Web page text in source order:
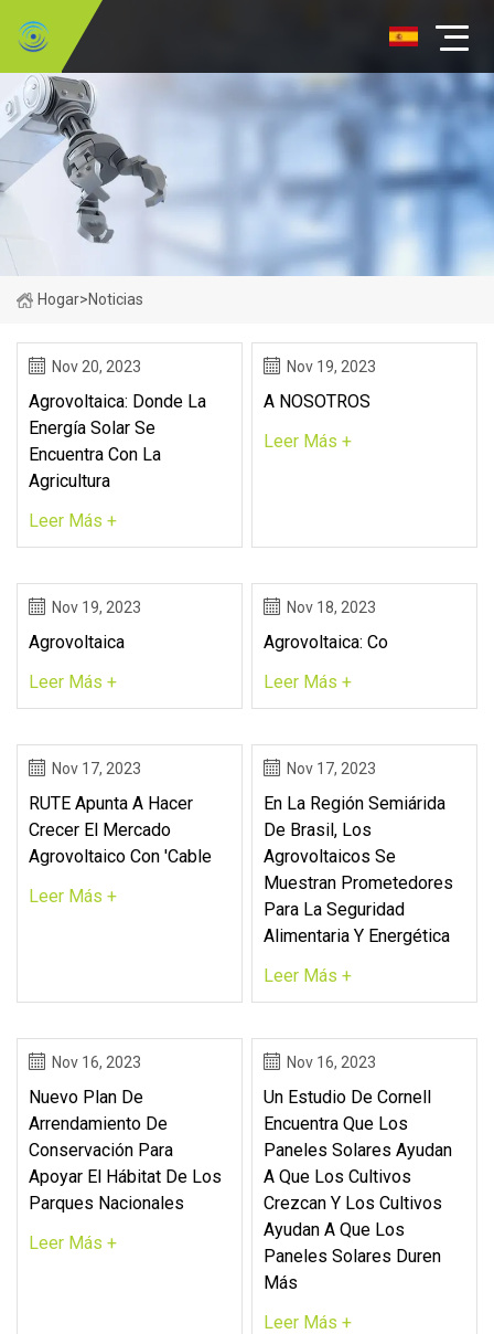
Hogar>Noticias
Nov 20, 2023
Agrovoltaica: Donde La
Energía Solar Se
Encuentra Con La
Agricultura
Leer Más +
Nov 19, 2023
A NOSOTROS
Leer Más +
Nov 19, 2023
Agrovoltaica
Leer Más +
Nov 18, 2023
Agrovoltaica: Co
Leer Más +
Nov 17, 2023
RUTE Apunta A Hacer
Crecer El Mercado
Agrovoltaico Con 'cable
Leer Más +
Nov 17, 2023
En La Región Semiárida
De Brasil, Los
Agrovoltaicos Se
Muestran Prometedores
Para La Seguridad
Alimentaria Y Energética
Leer Más +
Nov 16, 2023
Nuevo Plan De
Arrendamiento De
Conservación Para
Apoyar El Hábitat De Los
Parques Nacionales
Leer Más +
Nov 16, 2023
Un Estudio De Cornell
Encuentra Que Los
Paneles Solares Ayudan
A Que Los Cultivos
Crezcan Y Los Cultivos
Ayudan A Que Los
Paneles Solares Duren
Más
Leer Más +